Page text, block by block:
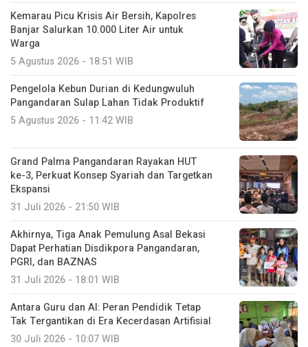
Kemarau Picu Krisis Air Bersih, Kapolres
Banjar Salurkan 10.000 Liter Air untuk
Warga
5 Agustus 2026 - 18:51 WIB
Pengelola Kebun Durian di Kedungwuluh
Pangandaran Sulap Lahan Tidak Produktif ‎
5 Agustus 2026 - 11:42 WIB
Grand Palma Pangandaran Rayakan HUT
ke-3, Perkuat Konsep Syariah dan Targetkan
Ekspansi
31 Juli 2026 - 21:50 WIB
Akhirnya, Tiga Anak Pemulung Asal Bekasi
Dapat Perhatian Disdikpora Pangandaran,
PGRI, dan BAZNAS
31 Juli 2026 - 18:01 WIB
Antara Guru dan AI: Peran Pendidik Tetap
Tak Tergantikan di Era Kecerdasan Artifisial
30 Juli 2026 - 10:07 WIB